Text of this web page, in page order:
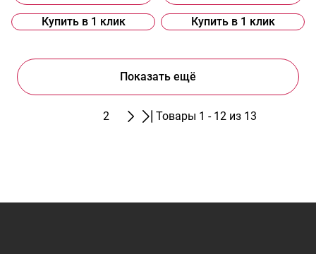
Купить в 1 клик Купить в 1 клик
Показать ещё
2 Товары 1 - 12 из 13